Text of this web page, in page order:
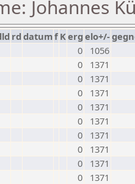
Johannes
rd datumf Kerg elo+/-
0
1056
0
1371
0
1371
0
1371
0
1371
0
1371
0
1371
0
1371
0
1371
0 1371